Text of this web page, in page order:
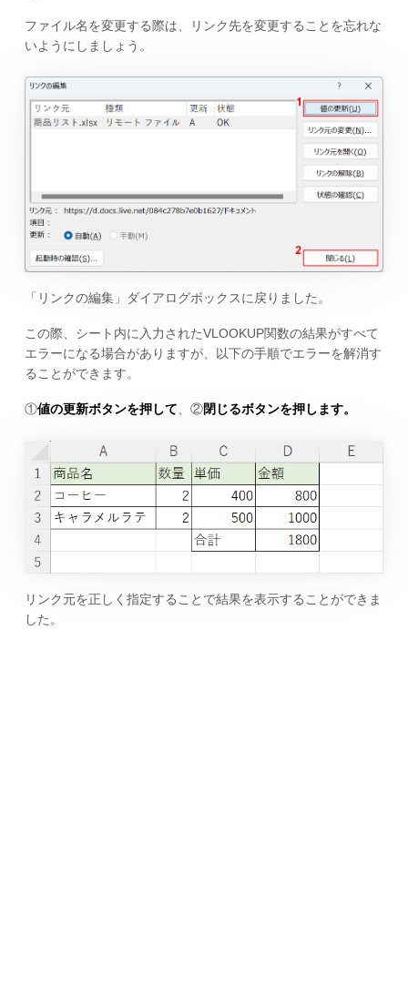
ファイル名を変更する際は、リンク先を変更することを忘れな
いようにしましょう。
「リンクの編集」ダイアログボックスに戻りました。
この際、シート内に入力されたVLOOKUP関数の結果がすべて
エラーになる場合がありますが、以下の手順でエラーを解消す
ることができます。
①値の更新ボタンを押して 、②閉じるボタンを押します。
リンク元を正しく指定することで結果を表示することができま
した。